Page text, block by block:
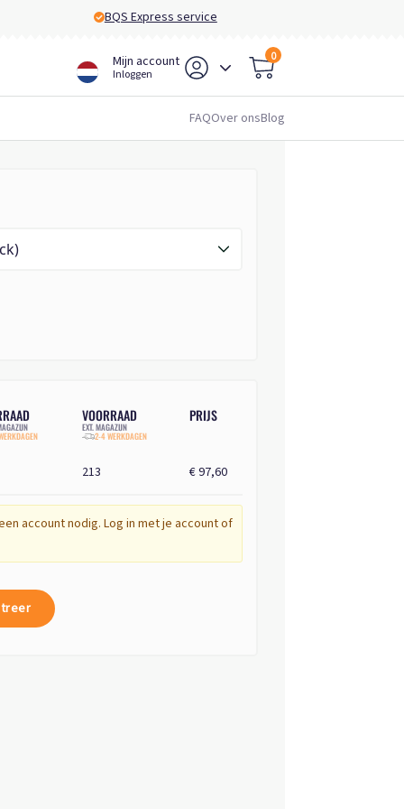
BQS Express service
Mijn account
Inloggen
0
FAQOver onsBlog
VOORRAAD
EXT. MAGAZIJN
2-4 WERKDAGEN
PRIJS
213 € 97,60
account nodig. Log in met je account of